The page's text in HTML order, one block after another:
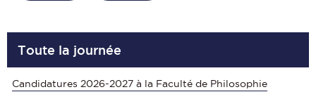
Toute la journée
Candidatures 2026-2027 à la Faculté de Philosophie